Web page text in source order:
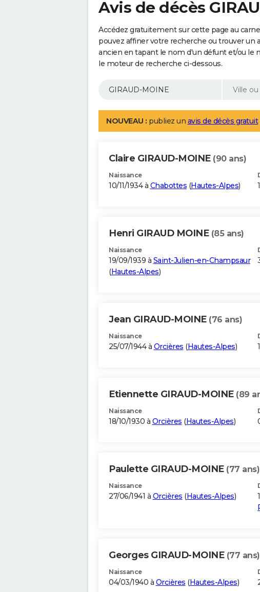
Avis de décès
Accédez gratuitement sur cette page au
pouvez affiner votre recherche ou trouver un
ancien en tapant le nom d'un défunt et/ou le
le moteur de recherche ci-dessous.
NOUVEAU : publiez un avis de décès gratuit
Claire GIRAUD-MOINE (90 ans)
Naissance
10/11/1934 à Chabottes (Hautes-Alpes)
Henri GIRAUD MOINE (85 ans)
Naissance
19/09/1939 à Saint-Julien-en-Champsaur
(Hautes-Alpes)
Jean GIRAUD-MOINE (76 ans)
Naissance
25/07/1944 à Orcières (Hautes-Alpes)
Etiennette GIRAUD-MOINE (89
Naissance
18/10/1930 à Orcières (Hautes-Alpes)
Paulette GIRAUD-MOINE (77 ans)
Naissance
27/06/1941 à Orcières (Hautes-Alpes)
Georges GIRAUD-MOINE (77 ans)
Naissance
04/03/1940 à Orcières (Hautes-Alpes)